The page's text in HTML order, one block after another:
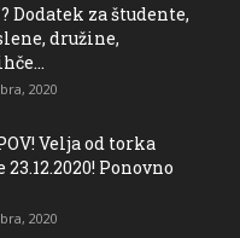
Dodatek za študente,
družine,
2020
Velja od torka
23.12.2020! Ponovno
2020